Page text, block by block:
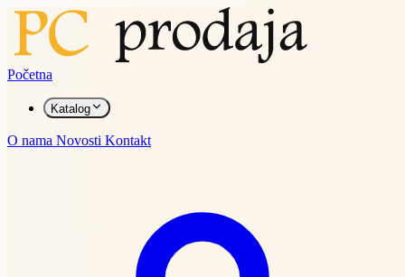
Početna
Katalog
O nama Novosti Kontakt